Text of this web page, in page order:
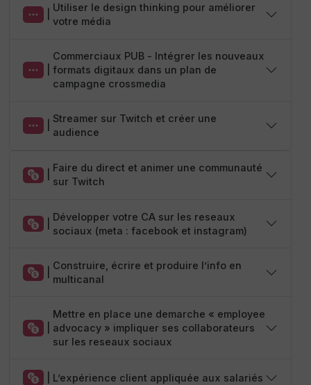
Utiliser le design thinking pour améliorer
votre média
Commerciaux PUB - Intégrer les nouveaux
formats digitaux dans un plan de
campagne crossmedia
Streamer sur Twitch et créer une
audience
Faire du direct et animer une communauté
sur Twitch
Développer votre CA sur les reseaux
sociaux (meta : facebook et instagram)
Construire, écrire et produire l’info en
multicanal
Mettre en place une demarche « employee
advocacy » impliquer ses collaborateurs
sur les reseaux sociaux
L’expérience client appliquée aux salariés